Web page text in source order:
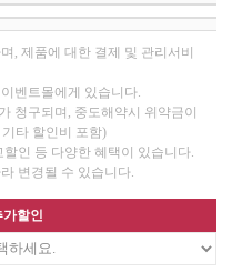
, 제품에 대한 결제 및 관리서비
벤트몰에게 있습니다.
청구되며, 중도해약시 위약금이
타 할인비 포함)
인 등 다양한 혜택이 있습니다.
변경될 수 있습니다.
가할인